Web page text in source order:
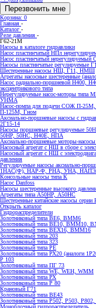
Перезвонить мне
Корзина: 0
Главная -
Каталог -
Реле давления
Г62-21М
Насосы в каталоге гидравлики
Насос пластинчатый НПл
Насос пластинчатый нерегулируемый
Насосы пластинчатые регулируемые
Шестеренные насосы НШ, Г11, НМШ
Агрегаты насосные шестеренные
Насос радиально-поршневой Н400,
эксцентрикового типа
Нерегулируемые насос-моторы
УНМА
Насос-помпа для подачи СОЖ П-
П-125М, Гном
Аксиально-поршневые насосы с
2Г15-14
Насосы поршневые регулируемые
50НР, 50НС, Н40Е, НПА
Аксиально-поршневые моторы-
Насосный агрегат с НШ в сборе с
Насосный агрегат с НШ с
давления
Регулируемые насосы аксиально-
1НАС(Ф), НАР-Ф, РНА, УНА,
Консольные насосы типа К
Насос Danfoss
Насосы шестеренные высокого
Агрегаты типа А50НР, А50НС
Шестеренные китайские насосы
Открыть каталог
Гидрораспределители
Золотниковый типа ВЕ6, ВММ6
Золотниковый типа BE10, ВММ10,
Золотниковый типа ВЕХ16, ВММ16
Золотниковый типа 203
Золотниковый типа 323
Золотниковый типа РЕ
Золотниковый типа РХ20 (аналоги
Р 103
Золотниковый типа ПГ 73
Золотниковый типа WE, WEH, WMM
Золотниковый типа РХ
Золотниковый типа Р 80
Крановый Г71
Золотниковый типа BE43
Золотниковый типа Р502, Р503, Р802,
Моноблочный гидрораспределитель